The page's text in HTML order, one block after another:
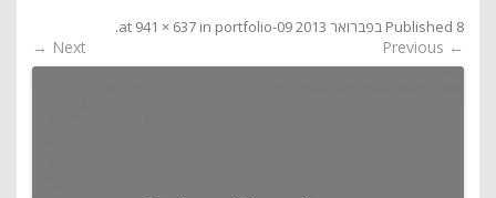
Published 8 בפברואר 2013 941 × 637 in portfolio-09
.
← Previous
Next →